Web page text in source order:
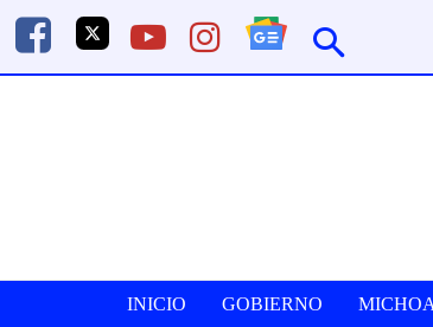
INICIO GOBIERNO